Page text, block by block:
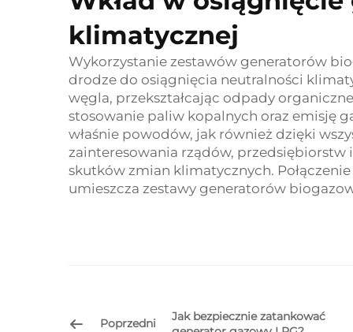
klimatycznej
Wykorzystanie zestawów generatorów
drodze do osiągnięcia neutralności
węgla, przekształcając odpady
stosowanie paliw kopalnych oraz emisję
właśnie powodów, jak również dzięki
zainteresowania rządów,
skutków zmian klimatycznych.
umieszcza zestawy generatorów
Poprzedni
Jak bezpiecznie zatankować